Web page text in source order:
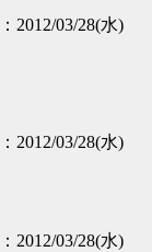
：2012/03/28(水)
：2012/03/28(水)
：2012/03/28(水)